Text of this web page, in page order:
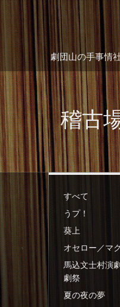
劇団山の手事情
稽古
すべて
うプ！
葵上
オセロー／マ
馬込文士村演
劇祭
夏の夜の夢